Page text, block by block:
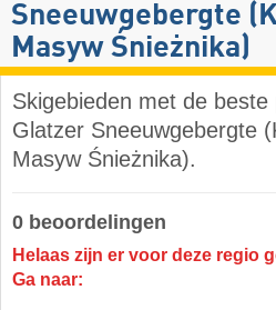
Sneeuwgebergte
Masyw Śnieżnika)
Skigebieden met de
Glatzer Sneeuwgebergte
Masyw Śnieżnika).
0 beoordelingen
Helaas zijn er voor deze regio
Ga naar: